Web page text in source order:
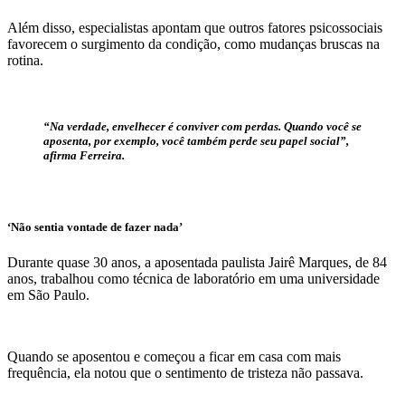
Além disso, especialistas apontam que outros fatores psicossociais
favorecem o surgimento da condição, como mudanças bruscas na
rotina.
“Na verdade, envelhecer é conviver com perdas. Quando você se
aposenta, por exemplo, você também perde seu papel social”,
afirma Ferreira.
‘Não sentia vontade de fazer nada’
Durante quase 30 anos, a aposentada paulista Jairê Marques, de 84
anos, trabalhou como técnica de laboratório em uma universidade
em São Paulo.
Quando se aposentou e começou a ficar em casa com mais
frequência, ela notou que o sentimento de tristeza não passava.